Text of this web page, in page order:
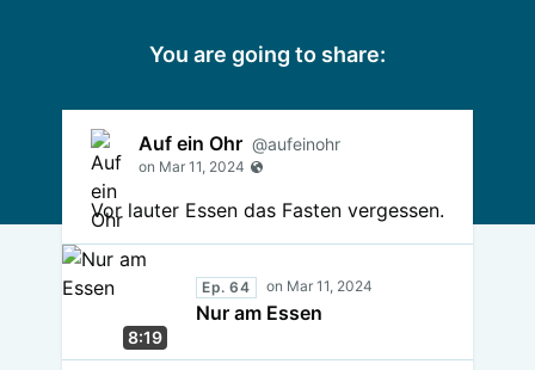
You are going to share:
Auf ein Ohr @aufeinohr
Vor lauter Essen das Fasten vergessen.
8:19
Ep. 64
Nur am Essen